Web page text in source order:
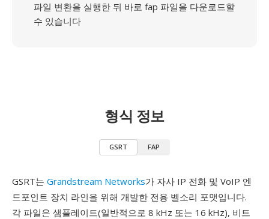
파일 변환을 실행한 뒤 바로 fap 파일을 다운로드할
수 있습니다
형식 정보
GSRT FAP
GSRT는 Grandstream Networks가 자사 IP 전화 및 VoIP 엔
드포인트 장치 라인을 위해 개발한 전용 벨소리 포맷입니다.
각 파일은 샘플레이트(일반적으로 8 kHz 또는 16 kHz), 비트